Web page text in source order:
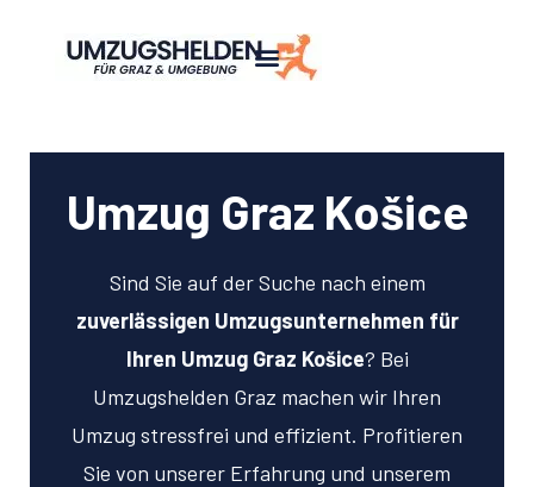
Umzug Graz Košice
Sind Sie auf der Suche nach einem
zuverlässigen Umzugsunternehmen für
Ihren Umzug Graz Košice? Bei
Umzugshelden Graz machen wir Ihren
Umzug stressfrei und effizient. Profitieren
Sie von unserer Erfahrung und unserem